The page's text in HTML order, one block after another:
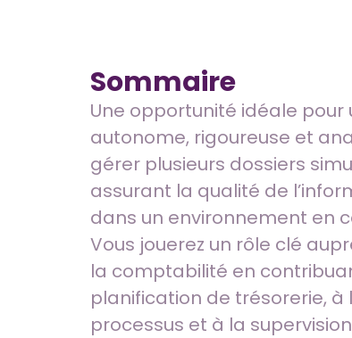
Sommaire
Une opportunité idéale pour
autonome, rigoureuse et
gérer plusieurs dossiers
assurant la qualité de
dans un environnement en
Vous jouerez un rôle clé
la comptabilité en
planification de trésorerie, à
processus et à la